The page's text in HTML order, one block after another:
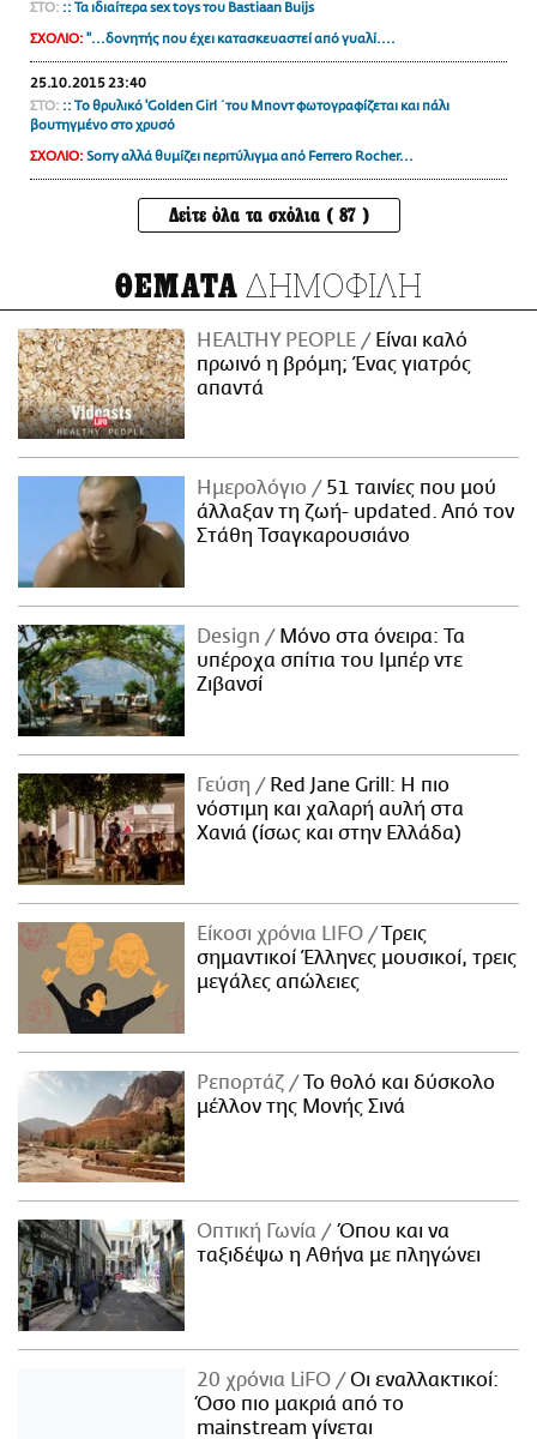
ΣΤΟ: :: Τα ιδιαίτερα sex toys του Bastiaan Buijs
ΣΧΟΛΙΟ: "...δονητής που έχει κατασκευαστεί από γυαλί....
25.10.2015 23:40
ΣΤΟ: :: Το θρυλικό 'Golden Girl΄ του Μποντ φωτογραφίζεται και πάλι
βουτηγμένο στο χρυσό
ΣΧΟΛΙΟ: Sorry αλλά θυμίζει περιτύλιγμα από Ferrero Rocher...
Δείτε όλα τα σχόλια ( 87 )
ΘΕΜΑΤΑ ΔΗΜΟΦΙΛΗ
HEALTHY PEOPLE
Είναι καλό
πρωινό η βρόμη; Ένας γιατρός
απαντά
Ημερολόγιο
51 ταινίες που μού
άλλαξαν τη ζωή- updated. Aπό τον
Στάθη Τσαγκαρουσιάνο
Design
Μόνο στα όνειρα: Τα
υπέροχα σπίτια του Ιμπέρ ντε
Ζιβανσί
Γεύση
Red Jane Grill: Η πιο
νόστιμη και χαλαρή αυλή στα
Χανιά (ίσως και στην Ελλάδα)
Είκοσι χρόνια LIFO
Tρεις
σημαντικοί Έλληνες μουσικοί, τρεις
μεγάλες απώλειες
Ρεπορτάζ
Το θολό και δύσκολο
μέλλον της Μονής Σινά
Οπτική Γωνία
Όπου και να
ταξιδέψω η Αθήνα με πληγώνει
20 χρόνια LiFO
Οι εναλλακτικοί:
Όσο πιο μακριά από το
mainstream γίνεται